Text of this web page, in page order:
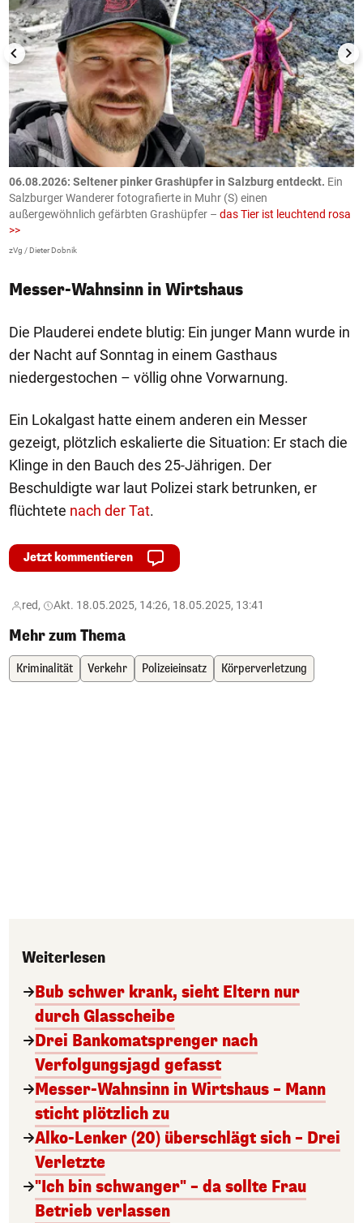
06.08.2026: Seltener pinker Grashüpfer in Salzburg entdeckt. Ein
Salzburger Wanderer fotografierte in Muhr (S) einen
außergewöhnlich gefärbten Grashüpfer – das Tier ist leuchtend rosa
>>
zVg / Dieter Dobnik
Messer-Wahnsinn in Wirtshaus
Die Plauderei endete blutig: Ein junger Mann wurde in
der Nacht auf Sonntag in einem Gasthaus
niedergestochen – völlig ohne Vorwarnung.
Ein Lokalgast hatte einem anderen ein Messer
gezeigt, plötzlich eskalierte die Situation: Er stach die
Klinge in den Bauch des 25-Jährigen. Der
Beschuldigte war laut Polizei stark betrunken, er
flüchtete nach der Tat.
Jetzt kommentieren
red, Akt. 18.05.2025, 14:26, 18.05.2025, 13:41
Mehr zum Thema
Kriminalität Verkehr Polizeieinsatz Körperverletzung
Weiterlesen
Bub schwer krank, sieht Eltern nur
durch Glasscheibe
Drei Bankomatsprenger nach
Verfolgungsjagd gefasst
Messer-Wahnsinn in Wirtshaus – Mann
sticht plötzlich zu
Alko-Lenker (20) überschlägt sich – Drei
Verletzte
"Ich bin schwanger" – da sollte Frau
Betrieb verlassen